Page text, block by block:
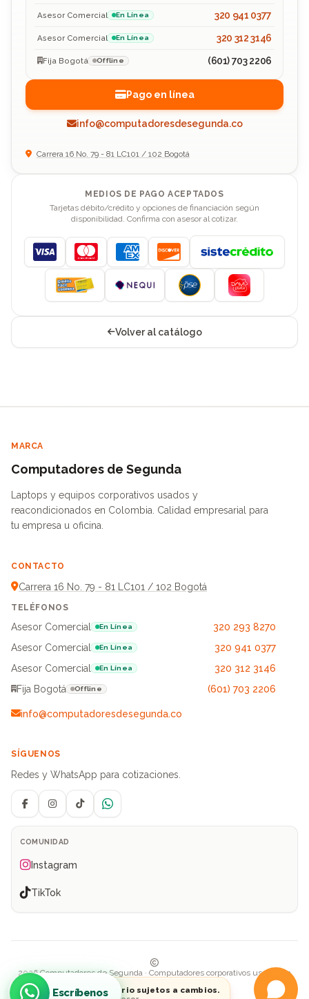
Asesor Comercial En Línea 320 941 0377
Asesor Comercial En Línea 320 312 3146
Fija Bogotá Offline (601) 703 2206
Pago en línea
info@computadoresdesegunda.co
Carrera 16 No. 79 - 81 LC101 / 102 Bogotá
MEDIOS DE PAGO ACEPTADOS
Tarjetas débito/crédito y opciones de financiación según
disponibilidad. Confirma con asesor al cotizar.
Visa MastercardAmerican Express
Discover
Volver al catálogo
MARCA
Computadores de Segunda
Laptops y equipos corporativos usados y
reacondicionados en Colombia. Calidad empresarial para
tu empresa u oficina.
CONTACTO
Carrera 16 No. 79 - 81 LC101 / 102 Bogotá
TELÉFONOS
Asesor Comercial En Línea
320 293 8270
Asesor Comercial
En Línea
320 941 0377
Asesor Comercial
En Línea
320 312 3146
Fija Bogotá
Offline (601) 703 2206
info@computadoresdesegunda.co
SÍGUENOS
Redes y WhatsApp para cotizaciones.
FacebookInstagramTikTokWhatsApp
COMUNIDAD
Instagram
TikTok
2026 Computadores de Segunda · Computadores corporativos usados en
Precios e inventario sujetos a cambios.
Escríbenos